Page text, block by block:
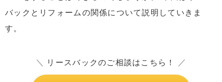
バックとリフォームの関係について説明していきま
す。
＼ リースバックのご相談はこちら！ ／